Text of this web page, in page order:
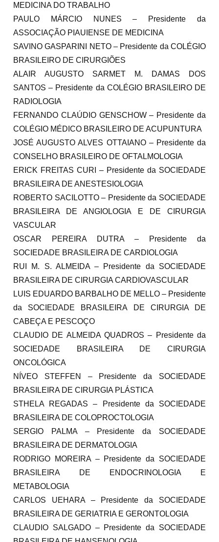
MEDICINA DO TRABALHO
PAULO MÁRCIO NUNES – Presidente da
ASSOCIAÇÃO PIAUIENSE DE MEDICINA
SAVINO GASPARINI NETO – Presidente da COLÉGIO
BRASILEIRO DE CIRURGIÕES
ALAIR AUGUSTO SARMET M. DAMAS DOS
SANTOS – Presidente da COLÉGIO BRASILEIRO DE
RADIOLOGIA
FERNANDO CLAÚDIO GENSCHOW – Presidente da
COLÉGIO MÉDICO BRASILEIRO DE ACUPUNTURA
JOSÉ AUGUSTO ALVES OTTAIANO – Presidente da
CONSELHO BRASILEIRO DE OFTALMOLOGIA
ERICK FREITAS CURI – Presidente da SOCIEDADE
BRASILEIRA DE ANESTESIOLOGIA
ROBERTO SACILOTTO – Presidente da SOCIEDADE
BRASILEIRA DE ANGIOLOGIA E DE CIRURGIA
VASCULAR
OSCAR PEREIRA DUTRA – Presidente da
SOCIEDADE BRASILEIRA DE CARDIOLOGIA
RUI M. S. ALMEIDA – Presidente da SOCIEDADE
BRASILEIRA DE CIRURGIA CARDIOVASCULAR
LUIS EDUARDO BARBALHO DE MELLO – Presidente
da SOCIEDADE BRASILEIRA DE CIRURGIA DE
CABEÇA E PESCOÇO
CLAUDIO DE ALMEIDA QUADROS – Presidente da
SOCIEDADE BRASILEIRA DE CIRURGIA
ONCOLÓGICA
NÍVEO STEFFEN – Presidente da SOCIEDADE
BRASILEIRA DE CIRURGIA PLÁSTICA
STHELA REGADAS – Presidente da SOCIEDADE
BRASILEIRA DE COLOPROCTOLOGIA
SERGIO PALMA – Presidente da SOCIEDADE
BRASILEIRA DE DERMATOLOGIA
RODRIGO MOREIRA – Presidente da SOCIEDADE
BRASILEIRA DE ENDOCRINOLOGIA E
METABOLOGIA
CARLOS UEHARA – Presidente da SOCIEDADE
BRASILEIRA DE GERIATRIA E GERONTOLOGIA
CLAUDIO SALGADO – Presidente da SOCIEDADE